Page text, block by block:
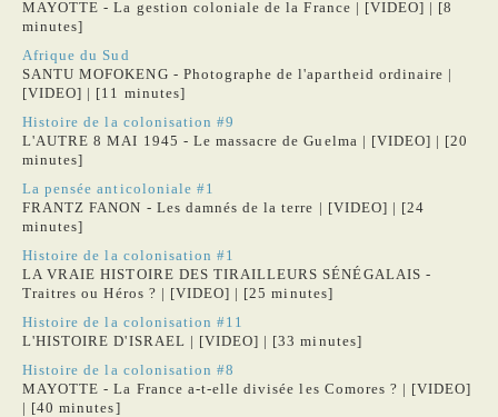
MAYOTTE - La gestion coloniale de la France | [VIDEO] | [8
minutes]
Afrique du Sud
SANTU MOFOKENG - Photographe de l'apartheid ordinaire |
[VIDEO] | [11 minutes]
Histoire de la colonisation #9
L'AUTRE 8 MAI 1945 - Le massacre de Guelma | [VIDEO] | [20
minutes]
La pensée anticoloniale #1
FRANTZ FANON - Les damnés de la terre | [VIDEO] | [24
minutes]
Histoire de la colonisation #1
LA VRAIE HISTOIRE DES TIRAILLEURS SÉNÉGALAIS -
Traitres ou Héros ? | [VIDEO] | [25 minutes]
Histoire de la colonisation #11
L'HISTOIRE D'ISRAEL | [VIDEO] | [33 minutes]
Histoire de la colonisation #8
MAYOTTE - La France a-t-elle divisée les Comores ? | [VIDEO]
| [40 minutes]